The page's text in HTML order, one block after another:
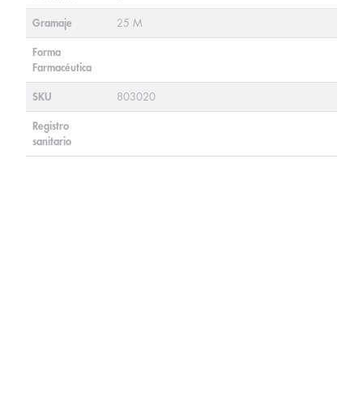
Gramaje 25 M
Forma
Farmacéutica
SKU 803020
Registro
sanitario